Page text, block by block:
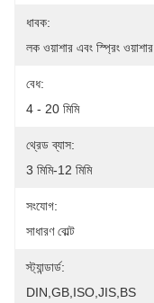
ধাবক:
লক ওয়াশার এবং স্প্রিং ওয়াশার
বেধ:
4 - 20 মিমি
থ্রেড ব্যাস:
3 মিমি-12 মিমি
সংযোগ:
সাধারণ বোল্ট
স্ট্যান্ডার্ড:
DIN,GB,ISO,JIS,BS